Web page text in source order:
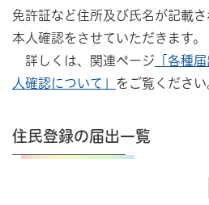
免許証など住所及び氏名が記載さ
本人確認をさせていただきます。
詳しくは、関連ページ 「各種
人確認について」 をご覧ください
住民登録の届出一覧